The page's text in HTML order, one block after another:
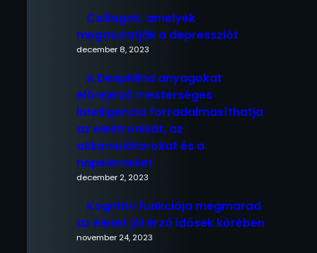
Csillagok, amelyek
megmutatják a depressziót
december 8, 2023
A DeepMind anyagokat
előrejelző mesterséges
intelligencia forradalmasíthatja
az elektronikát, az
akkumulátorokat és a
napelemeket
december 2, 2023
Kognitív funkciója megmarad
az életet jól érző idősek körében
november 24, 2023